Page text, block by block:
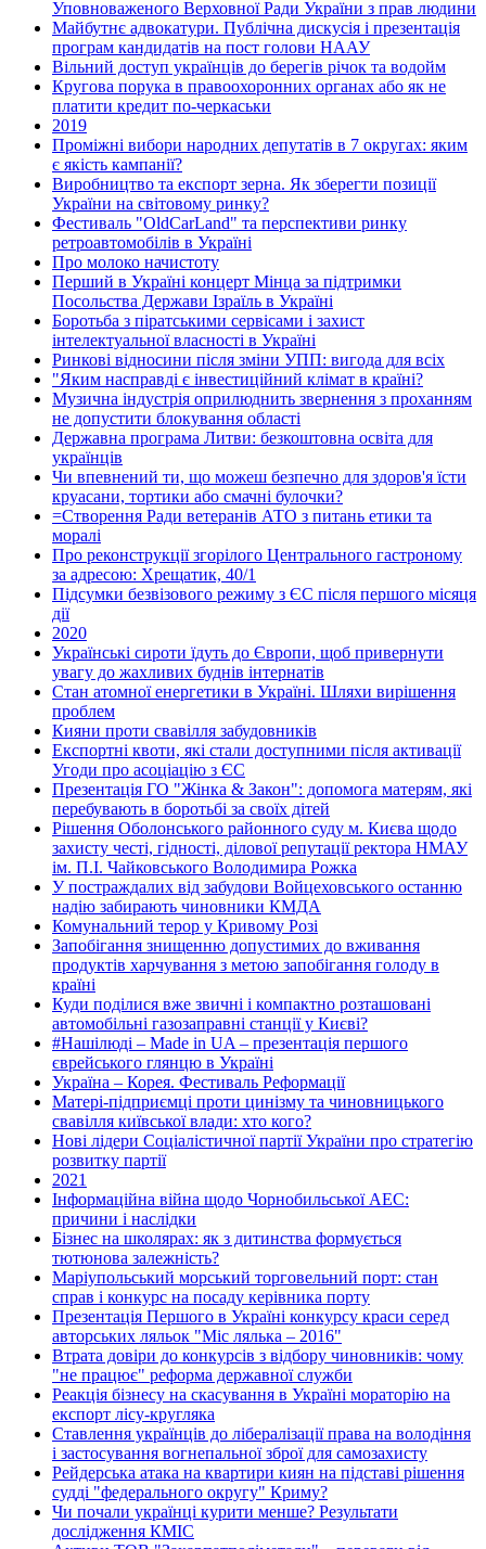
Уповноваженого Верховної Ради України з прав людини
Майбутнє адвокатури. Публічна дискусія і презентація
програм кандидатів на пост голови НААУ
Вільний доступ українців до берегів річок та водойм
Кругова порука в правоохоронних органах або як не
платити кредит по-черкаськи
2019
Проміжні вибори народних депутатів в 7 округах: яким
є якість кампанії?
Виробництво та експорт зерна. Як зберегти позиції
України на світовому ринку?
Фестиваль "OldCarLand" та перспективи ринку
ретроавтомобілів в Україні
Про молоко начистоту
Перший в Україні концерт Мінца за підтримки
Посольства Держави Ізраїль в Україні
Боротьба з піратськими сервісами і захист
інтелектуальної власності в Україні
Ринкові відносини після зміни УПП: вигода для всіх
"Яким насправді є інвестиційний клімат в країні?
Музична індустрія оприлюднить звернення з проханням
не допустити блокування області
Державна програма Литви: безкоштовна освіта для
українців
Чи впевнений ти, що можеш безпечно для здоров'я їсти
круасани, тортики або смачні булочки?
=Створення Ради ветеранів АТО з питань етики та
моралі
Про реконструкції згорілого Центрального гастроному
за адресою: Хрещатик, 40/1
Підсумки безвізового режиму з ЄС після першого місяця
дії
2020
Українські сироти їдуть до Європи, щоб привернути
увагу до жахливих буднів інтернатів
Стан атомної енергетики в Україні. Шляхи вирішення
проблем
Кияни проти свавілля забудовників
Експортні квоти, які стали доступними після активації
Угоди про асоціацію з ЄС
Презентація ГО "Жінка & Закон": допомога матерям, які
перебувають в боротьбі за своїх дітей
Рішення Оболонського районного суду м. Києва щодо
захисту честі, гідності, ділової репутації ректора НМАУ
ім. П.І. Чайковського Володимира Рожка
У постраждалих від забудови Войцеховського останню
надію забирають чиновники КМДА
Комунальний терор у Кривому Розі
Запобігання знищенню допустимих до вживання
продуктів харчування з метою запобігання голоду в
країні
Куди поділися вже звичні і компактно розташовані
автомобільні газозаправні станції у Києві?
#Нашілюді – Made in UA – презентація першого
єврейського глянцю в Україні
Україна – Корея. Фестиваль Реформації
Матері-підприємці проти цинізму та чиновницького
свавілля київської влади: хто кого?
Нові лідери Соціалістичної партії України про стратегію
розвитку партії
2021
Інформаційна війна щодо Чорнобильської АЕС:
причини і наслідки
Бізнес на школярах: як з дитинства формується
тютюнова залежність?
Маріупольський морський торговельний порт: стан
справ і конкурс на посаду керівника порту
Презентація Першого в Україні конкурсу краси серед
авторських ляльок "Міс лялька – 2016"
Втрата довіри до конкурсів з відбору чиновників: чому
"не працює" реформа державної служби
Реакція бізнесу на скасування в Україні мораторію на
експорт лісу-кругляка
Ставлення українців до лібералізації права на володіння
і застосування вогнепальної зброї для самозахисту
Рейдерська атака на квартири киян на підставі рішення
судді "федерального округу" Криму?
Чи почали українці курити менше? Результати
дослідження КМІС